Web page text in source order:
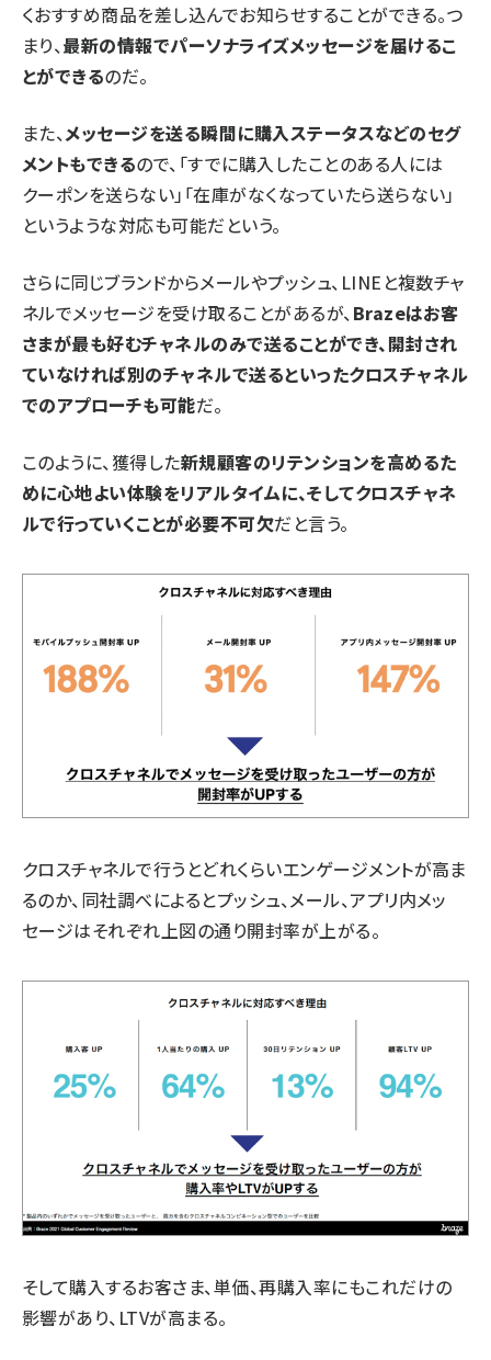
くおすすめ商品を差し込んでお知らせすることができる。つ
まり、最新の情報でパーソナライズメッセージを届けるこ
とができるのだ。
また、メッセージを送る瞬間に購入ステータスなどのセグ
メントもできるので、「すでに購入したことのある人には
クーポンを送らない」「在庫がなくなっていたら送らない」
というような対応も可能だという。
さらに同じブランドからメールやプッシュ、LINEと複数チャ
ネルでメッセージを受け取ることがあるが、Brazeはお客
さまが最も好むチャネルのみで送ることができ、開封され
ていなければ別のチャネルで送るといったクロスチャネル
でのアプローチも可能だ。
このように、獲得した新規顧客のリテンションを高めるた
めに心地よい体験をリアルタイムに、そしてクロスチャネ
ルで行っていくことが必要不可欠だと言う。
クロスチャネルで行うとどれくらいエンゲージメントが高ま
るのか、同社調べによるとプッシュ、メール、アプリ内メッ
セージはそれぞれ上図の通り開封率が上がる。
そして購入するお客さま、単価、再購入率にもこれだけの
影響があり、LTVが高まる。